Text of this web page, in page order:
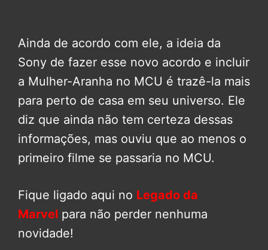
Ainda de acordo com ele, a ideia da
Sony de fazer esse novo acordo e incluir
a Mulher-Aranha no MCU é trazê-la mais
para perto de casa em seu universo. Ele
diz que ainda não tem certeza dessas
informações, mas ouviu que ao menos o
primeiro filme se passaria no MCU.
Fique ligado aqui no Legado da
Marvel para não perder nenhuma
novidade!